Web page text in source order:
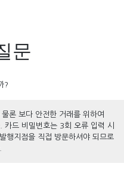
문
?
론 보다 안전한 거래를 위하여
카드 비밀번호는 3회 오류 입력 시
행지점을 직접 방문하셔야 되므로